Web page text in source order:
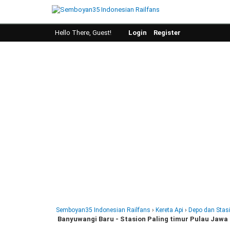
Hello There, Guest! Login Register
Semboyan35 Indonesian Railfans › Kereta Api › Depo dan
Banyuwangi Baru - Stasion Paling timur Pulau Jawa